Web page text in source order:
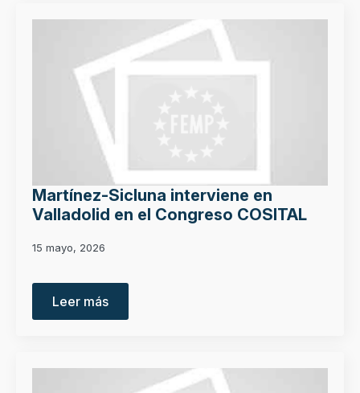
Martínez-Sicluna interviene en
Valladolid en el Congreso COSITAL
15 mayo, 2026
Leer más